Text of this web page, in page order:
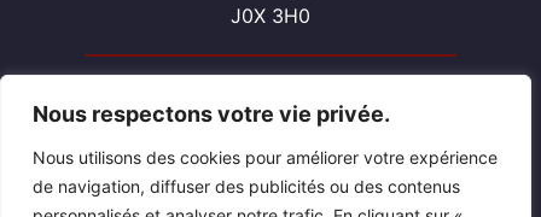
Nous respectons votre vie privée.
Nous utilisons des cookies pour améliorer votre expérience
de navigation, diffuser des publicités ou des contenus
J0X 3H0
Contactez-nous
Téléphone: 819-689-2057
Courriel: waltham@pontiacouest.ca